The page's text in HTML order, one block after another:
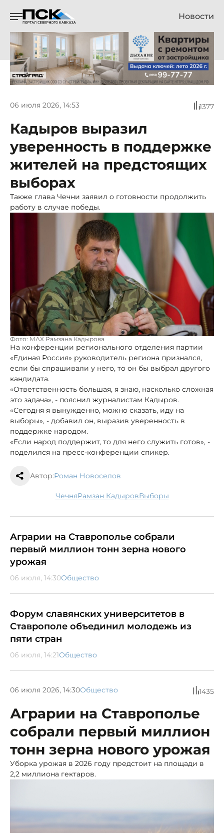
Новости
06 июля 2026, 14:53 1377
Кадыров выразил
уверенность в поддержке
жителей на предстоящих
выборах
Также глава Чечни заявил о готовности продолжить
работу в случае победы.
Фото: МАХ Рамзана Кадырова
На конференции регионального отделения партии
«Единая Россия» руководитель региона признался,
если бы спрашивали у него, то он бы выбрал другого
кандидата.
«Ответственность большая, я знаю, насколько сложная
это задача», - пояснил журналистам Кадыров.
«Сегодня я вынужденно, можно сказать, иду на
выборы», - добавил он, выразив уверенность в
поддержке народом.
«Если народ поддержит, то для него служить готов», -
поделился на пресс-конференции спикер.
Автор:Роман Новоселов
Чечня Рамзан Кадыров выборы
Аграрии на Ставрополье собрали
первый миллион тонн зерна нового
урожая
06 июля, 14:30Общество
Форум славянских университетов в
Ставрополе объединил молодежь из
пяти стран
06 июля, 14:21Общество
06 июля 2026, 14:30Общество 1435
Аграрии на Ставрополье
собрали первый миллион
тонн зерна нового урожая
Уборка урожая в 2026 году предстоит на площади в
2,2 миллиона гектаров.